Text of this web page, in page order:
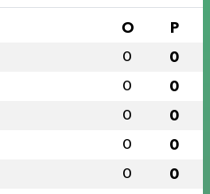
O P
0 0
0 0
0 0
0 0
0 0